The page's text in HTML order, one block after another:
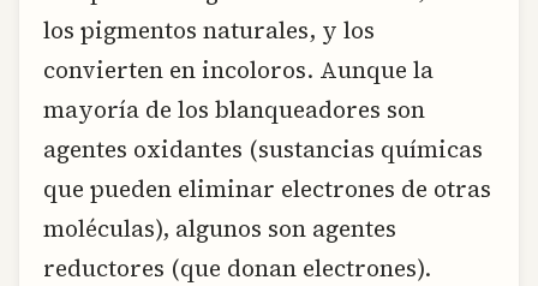
los pigmentos naturales, y los
convierten en incoloros. Aunque la
mayoría de los blanqueadores son
agentes oxidantes (sustancias químicas
que pueden eliminar electrones de otras
moléculas), algunos son agentes
reductores (que donan electrones).